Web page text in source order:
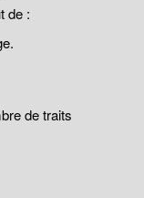
de :
de traits